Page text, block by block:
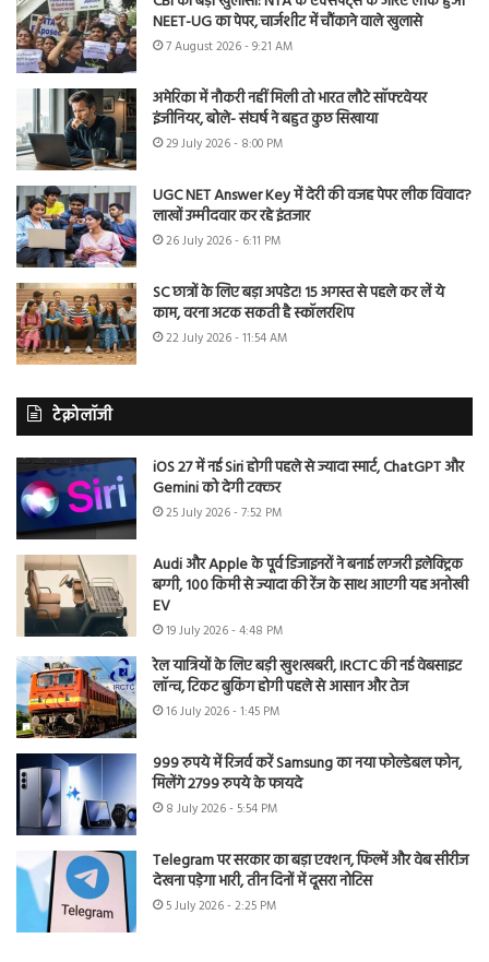
NEET-UG का पेपर, चार्जशीट में चौंकाने वाले खुलासे
7 August 2026 - 9:21 AM
अमेरिका में नौकरी नहीं मिली तो भारत लौटे सॉफ्टवेयर
इंजीनियर, बोले- संघर्ष ने बहुत कुछ सिखाया
29 July 2026 - 8:00 PM
UGC NET Answer Key में देरी की वजह पेपर लीक विवाद?
लाखों उम्मीदवार कर रहे इंतजार
26 July 2026 - 6:11 PM
SC छात्रों के लिए बड़ा अपडेट! 15 अगस्त से पहले कर लें ये
काम, वरना अटक सकती है स्कॉलरशिप
22 July 2026 - 11:54 AM
टेक्नोलॉजी
iOS 27 में नई Siri होगी पहले से ज्यादा स्मार्ट, ChatGPT और
Gemini को देगी टक्कर
25 July 2026 - 7:52 PM
Audi और Apple के पूर्व डिजाइनरों ने बनाई लग्जरी इलेक्ट्रिक
बग्गी, 100 किमी से ज्यादा की रेंज के साथ आएगी यह अनोखी
EV
19 July 2026 - 4:48 PM
रेल यात्रियों के लिए बड़ी खुशखबरी, IRCTC की नई वेबसाइट
लॉन्च, टिकट बुकिंग होगी पहले से आसान और तेज
16 July 2026 - 1:45 PM
999 रुपये में रिजर्व करें Samsung का नया फोल्डेबल फोन,
मिलेंगे 2799 रुपये के फायदे
8 July 2026 - 5:54 PM
Telegram पर सरकार का बड़ा एक्शन, फिल्में और वेब सीरीज
देखना पड़ेगा भारी, तीन दिनों में दूसरा नोटिस
5 July 2026 - 2:25 PM